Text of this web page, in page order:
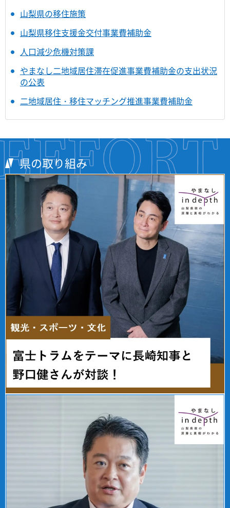
山梨県の移住施策
山梨県移住支援金交付事業費補助金
人口減少危機対策課
やまなし二地域居住滞在促進事業費補助金の支出状況
の公表
二地域居住・移住マッチング推進事業費補助金
県の取り組み